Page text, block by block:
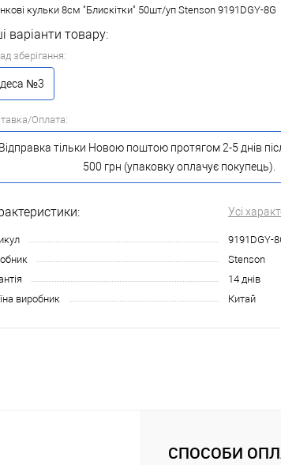
кульки 8см "Блискітки" 50шт/уп Stenson 9191DGY-8G
варіанти товару:
зберігання:
№3
Оплата:
Відправка тільки Новою поштою протягом 2-5 днів
500 грн (упаковку оплачує покупець).
Усі
9191DGY-
Stenson
14 днів
виробник
Китай
СПОСОБИ